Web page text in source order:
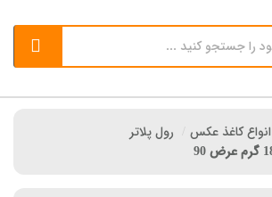
انواع کاغذ عکس
رول پلاتر